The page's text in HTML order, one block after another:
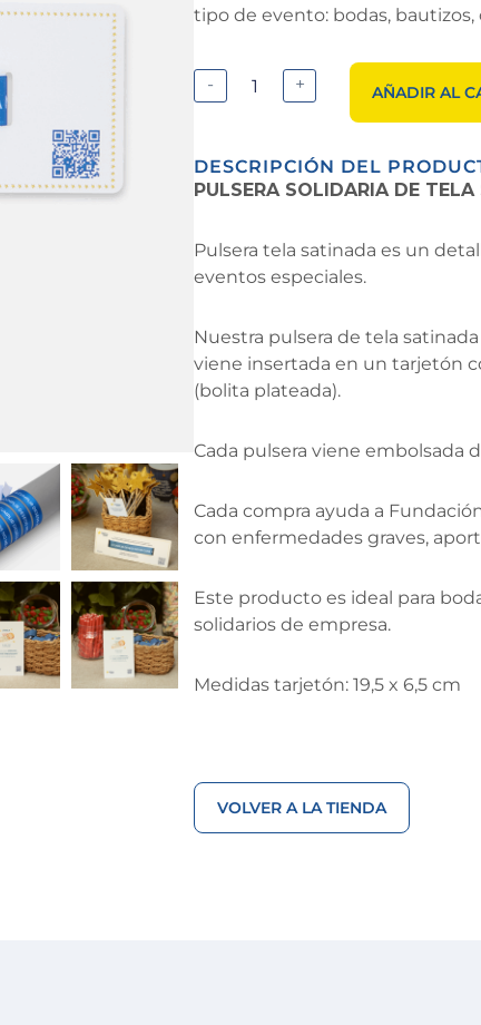
tipo de evento: bodas,
- + AÑADIR AL
DESCRIPCIÓN DEL
PULSERA SOLIDARIA DE
Pulsera tela satinada es un
eventos especiales.
Nuestra pulsera de tela satinada
viene insertada en un tarjetón
(bolita plateada).
Cada pulsera viene embolsada
Cada compra ayuda a
con enfermedades graves,
Este producto es ideal para
solidarios de empresa.
Medidas tarjetón: 19,5 x 6,5 cm
VOLVER A LA TIENDA